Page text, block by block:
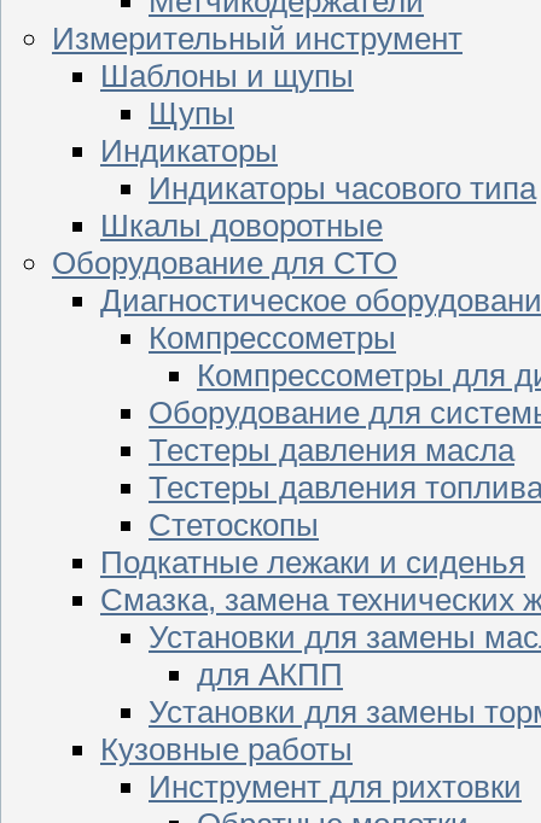
Измерительный инструмент
Шаблоны и щупы
Щупы
Индикаторы
Индикаторы часового типа
Шкалы доворотные
Оборудование для СТО
Диагностическое
Компрессометры
Компрессометры для
Оборудование для
Тестеры давления масла
Тестеры давления
Стетоскопы
Подкатные лежаки и сиденья
Смазка, замена технических
Установки для замены
для АКПП
Установки для замены
Кузовные работы
Инструмент для рихтовки